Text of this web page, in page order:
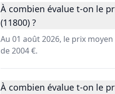
À combien évalue t-on le
(11800) ?
Au 01 août 2026, le prix
de 2004 €.
À combien évalue t-on le